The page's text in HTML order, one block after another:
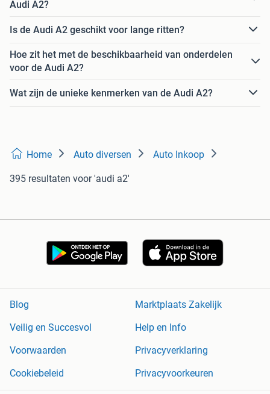
Audi A2?
Is de Audi A2 geschikt voor lange ritten?
Hoe zit het met de beschikbaarheid van onderdelen
voor de Audi A2?
Wat zijn de unieke kenmerken van de Audi A2?
Home Auto diversen Auto Inkoop
395 resultaten voor 'audi a2'
Blog
Marktplaats Zakelijk
Veilig en Succesvol
Help en Info
Voorwaarden
Privacyverklaring
Cookiebeleid
Privacyvoorkeuren